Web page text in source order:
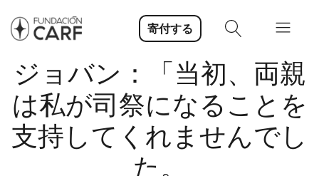
寄付する
ジョバン：「当初、両親
は私が司祭になることを
支持してくれませんでし
た。